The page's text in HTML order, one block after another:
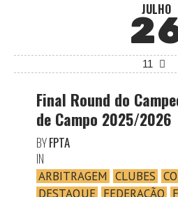
JULHO
11
Final Round do
de Campo 2025/2026
BYFPTA
IN
ARBITRAGEM CLUBES
DESTAQUE FEDERAÇÃO